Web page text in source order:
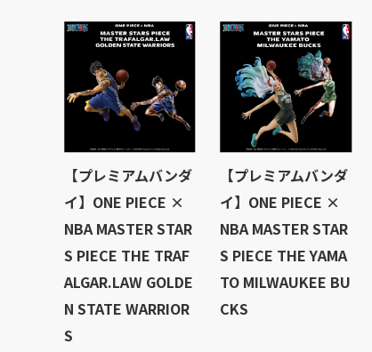
【プレミアムバンダ
イ】ONE PIECE ×
NBA MASTER STAR
S PIECE THE TRAF
ALGAR.LAW GOLDE
N STATE WARRIOR
S
【プレミアムバンダ
イ】ONE PIECE ×
NBA MASTER STAR
S PIECE THE YAMA
TO MILWAUKEE BU
CKS